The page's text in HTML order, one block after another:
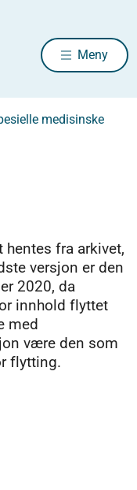
Meny
medisinske
fra arkivet,
versjon er den
2020, da
innhold flyttet
med
være den som
flytting.